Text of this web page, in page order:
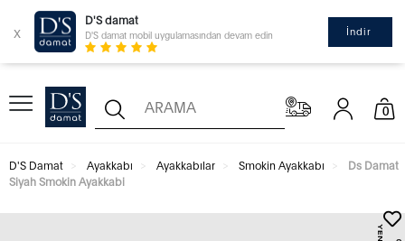
x
D'S damat
D'S damat mobil uygulamasından devam edin İndir
0
D'S Damat Ayakkabı Ayakkabılar Smokin Ayakkabı
Ds Damat
Siyah Smokin Ayakkabi